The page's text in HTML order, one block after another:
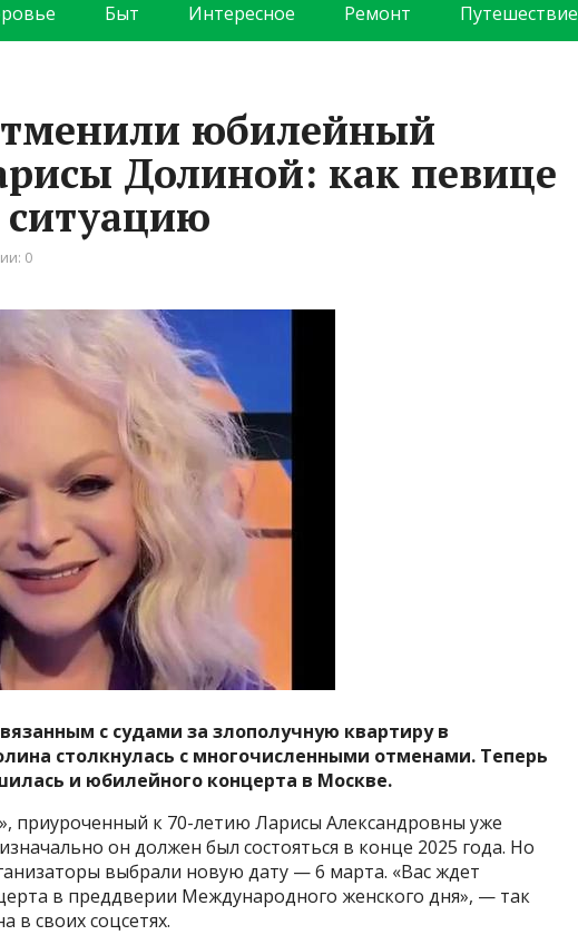
Быт Интересное Ремонт Путешествие
юбилейный
Долиной: как певице
0
с судами за злополучную квартиру в
столкнулась с многочисленными отменами. Теперь
и юбилейного концерта в Москве.
приуроченный к 70-летию Ларисы Александровны уже
он должен был состояться в конце 2025 года. Но
выбрали новую дату — 6 марта. «Вас ждет
в преддверии Международного женского дня», — так
в своих соцсетях.